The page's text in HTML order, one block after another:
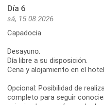
Día 6
sá, 15.08.2026
Capadocia
Desayuno.
Día libre a su disposición.
Cena y alojamiento en el hotel.
Opcional: Posibilidad de
completo para seguir